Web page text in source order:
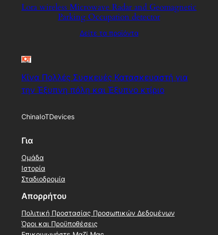
Lora wireless Microwave Radar and Geomagnetic
Parking Occupation detector
Δείτε τα προϊόντα
Κίνα Πολλές Συσκευές Κατασκευαστή για
την Έξυπνη πόλη και Έξυπνο κτίριο
ChinaIoTDevices
Για
Ομάδα
Ιστορία
Σταδιοδρομία
Απορρήτου
Πολιτική Προστασίας Προσωπικών Δεδομένων
Όροι και Προϋποθέσεις